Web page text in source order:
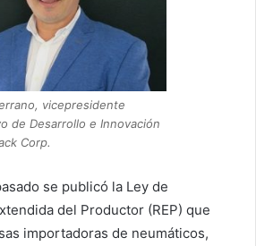
vicepresidente
de Desarrollo e Innovación
Corp.
se publicó la Ley de
del Productor (REP) que
importadoras de neumáticos,